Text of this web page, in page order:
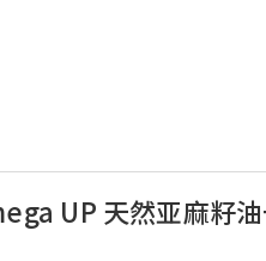
UP 天然亚麻籽